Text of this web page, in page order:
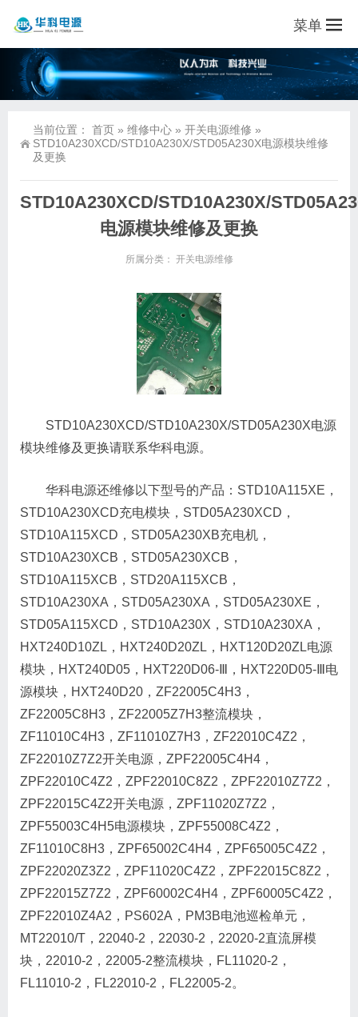
菜单
当前位置： 首页 » 维修中心 » 开关电源维修 »
STD10A230XCD/STD10A230X/STD05A230X电源模块维修
及更换
STD10A230XCD/STD10A230X/
电源模块维修及更换
所属分类： 开关电源维修
STD10A230XCD/STD10A230X/STD05A230X电源
模块维修及更换请联系华科电源。
华科电源还维修以下型号的产品：STD10A115XE，
STD10A230XCD充电模块，STD05A230XCD，
STD10A115XCD，STD05A230XB充电机，
STD10A230XCB，STD05A230XCB，
STD10A115XCB，STD20A115XCB，
STD10A230XA，STD05A230XA，STD05A230XE，
STD05A115XCD，STD10A230X，STD10A230XA，
HXT240D10ZL，HXT240D20ZL，HXT120D20ZL电源
模块，HXT240D05，HXT220D06-Ⅲ，HXT220D05-Ⅲ电
源模块，HXT240D20，ZF22005C4H3，
ZF22005C8H3，ZF22005Z7H3整流模块，
ZF11010C4H3，ZF11010Z7H3，ZF22010C4Z2，
ZF22010Z7Z2开关电源，ZPF22005C4H4，
ZPF22010C4Z2，ZPF22010C8Z2，ZPF22010Z7Z2，
ZPF22015C4Z2开关电源，ZPF11020Z7Z2，
ZPF55003C4H5电源模块，ZPF55008C4Z2，
ZF11010C8H3，ZPF65002C4H4，ZPF65005C4Z2，
ZPF22020Z3Z2，ZPF11020C4Z2，ZPF22015C8Z2，
ZPF22015Z7Z2，ZPF60002C4H4，ZPF60005C4Z2，
ZPF22010Z4A2，PS602A，PM3B电池巡检单元，
MT22010/T，22040-2，22030-2，22020-2直流屏模
块，22010-2，22005-2整流模块，FL11020-2，
FL11010-2，FL22010-2，FL22005-2。